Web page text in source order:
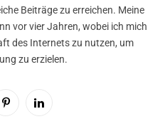
Beiträge zu erreichen. Meine
vor vier Jahren, wobei ich mich
des Internets zu nutzen, um
zu erzielen.
PinterestLinkedIn